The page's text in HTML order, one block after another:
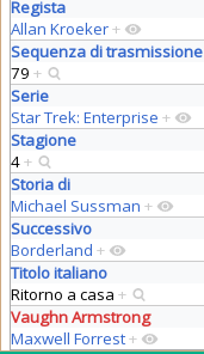
Regista
Allan Kroeker+
Sequenza di trasmissione
79 +
Serie
Star Trek: Enterprise +
Stagione
4+
Storia di
Michael Sussman +
Successivo
Borderland +
Titolo italiano
Ritorno a casa +
Vaughn Armstrong
Maxwell Forrest+